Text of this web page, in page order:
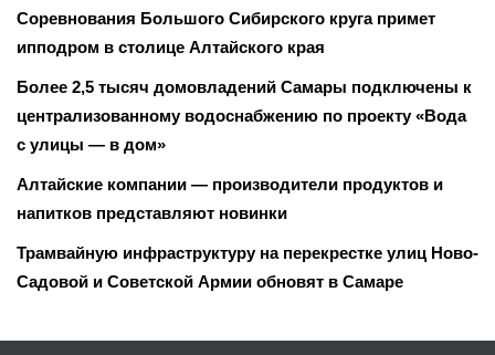
Соревнования Большого Сибирского круга примет
ипподром в столице Алтайского края
Более 2,5 тысяч домовладений Самары подключены к
централизованному водоснабжению по проекту «Вода
с улицы — в дом»
Алтайские компании — производители продуктов и
напитков представляют новинки
Трамвайную инфраструктуру на перекрестке улиц Ново-
Садовой и Советской Армии обновят в Самаре